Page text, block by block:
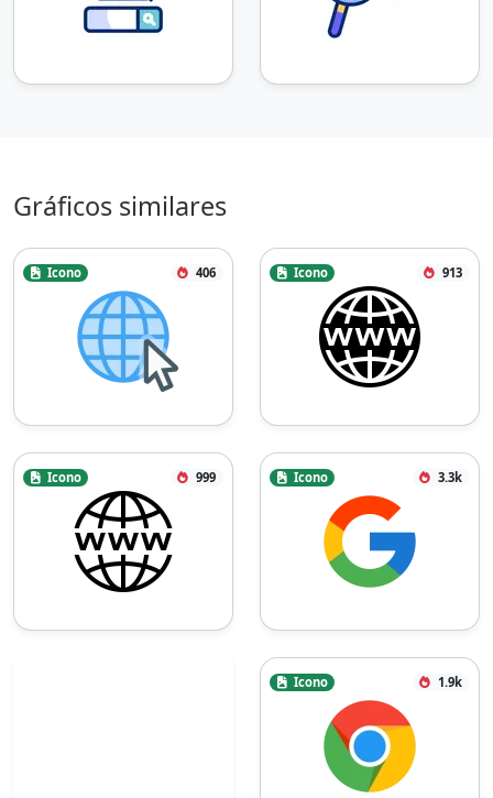
Gráficos similares
Icono 406 Icono 913
Icono 999 Icono 3.3k
Icono 1.9k